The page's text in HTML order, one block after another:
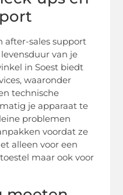
after-sales support
van je
in Soest biedt
waaronder
technische
je apparaat te
problemen
voordat ze
alleen voor een
maar ook voor